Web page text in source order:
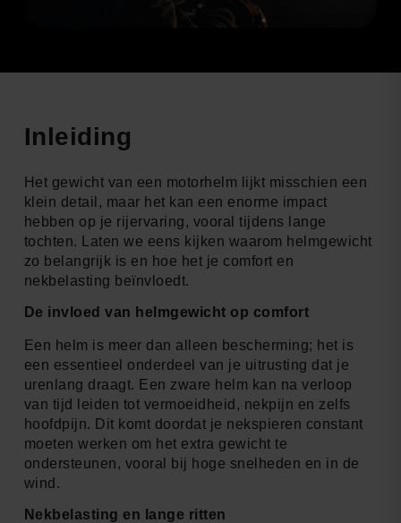
Inleiding
Het gewicht van een motorhelm lijkt misschien een
klein detail, maar het kan een enorme impact
hebben op je rijervaring, vooral tijdens lange
tochten. Laten we eens kijken waarom helmgewicht
zo belangrijk is en hoe het je comfort en
nekbelasting beïnvloedt.
De invloed van helmgewicht op comfort
Een helm is meer dan alleen bescherming; het is
een essentieel onderdeel van je uitrusting dat je
urenlang draagt. Een zware helm kan na verloop
van tijd leiden tot vermoeidheid, nekpijn en zelfs
hoofdpijn. Dit komt doordat je nekspieren constant
moeten werken om het extra gewicht te
ondersteunen, vooral bij hoge snelheden en in de
wind.
Nekbelasting en lange ritten